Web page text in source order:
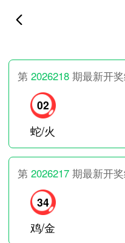
第2026218 期最新开
02
蛇/火
第2026217 期最新开
34
鸡/金